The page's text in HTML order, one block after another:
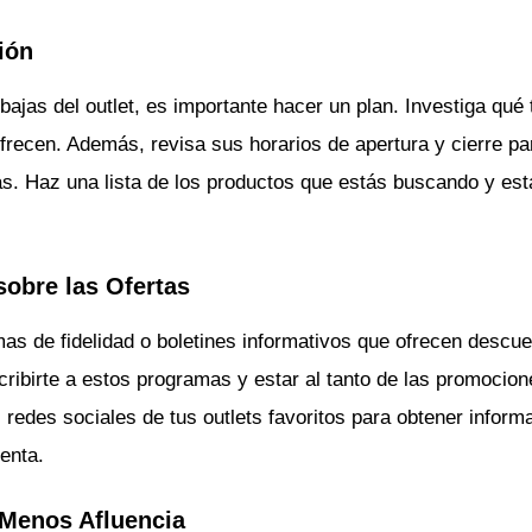
del outlet, es importante hacer un plan. Investiga
Además, revisa sus horarios de apertura y cierre
Haz una lista de los productos que estás buscando y
las Ofertas
de fidelidad o boletines informativos que ofrecen
a estos programas y estar al tanto de las
sociales de tus outlets favoritos para obtener
Afluencia